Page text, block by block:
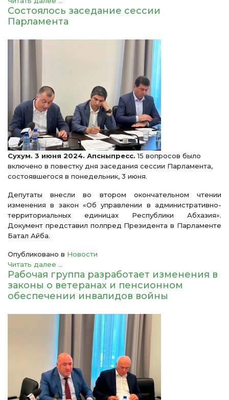
Состоялось заседание сессии
Парламента
Сухум. 3 июня 2024. Апсныпресс.15 вопросов было
включено в повестку дня заседания сессии Парламента,
состоявшегося в понедельник, 3 июня.
Депутаты внесли во втором окончательном чтении
изменения в закон «Об управлении в административно-
территориальных единицах Республики Абхазия».
Документ представил полпред Президента в Парламенте
Батал Айба.
Опубликовано в Новости
Читать далее ...
Рабочая группа разработает изменения в
законы о ветеранах и пенсионном
обеспечении инвалидов войны